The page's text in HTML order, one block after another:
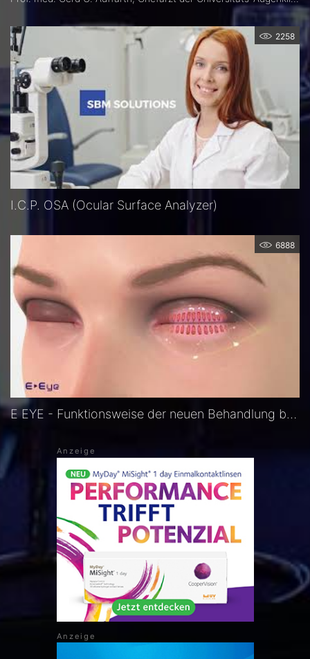
2258
I.C.P. OSA (Ocular Surface Analyzer)
6888
E EYE - Funktionsweise der neuen Behandlung bei Meibomdrüsen Dysfunktion